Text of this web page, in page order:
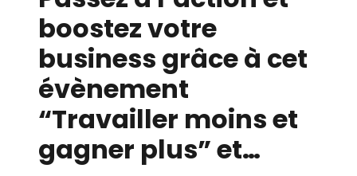
boostez votre
business grâce à cet
évènement
“Travailler moins et
gagner plus” et…